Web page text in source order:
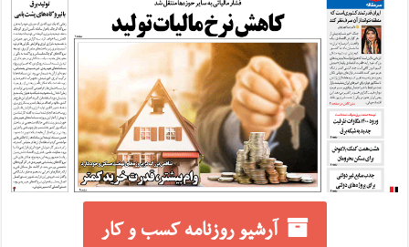
آرشیو روزنامه کسب و کار